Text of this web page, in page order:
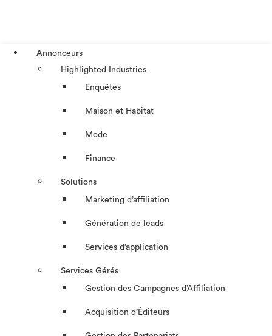
Annonceurs
Highlighted Industries
Enquêtes
Maison et Habitat
Mode
Finance
Solutions
Marketing d’affiliation
Génération de leads
Services d’application
Services Gérés
Gestion des Campagnes d’Affiliation​
Acquisition d’Éditeurs